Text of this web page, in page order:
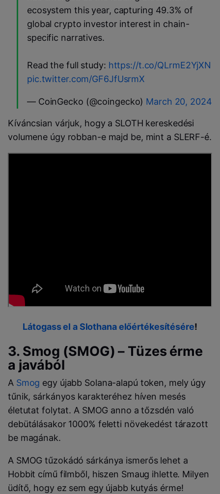
ecosystem this year, capturing 49.3% of
global crypto investor interest in chain-
specific narratives.
Read the full study: https://t.co/QLrmE2YjXN
pic.twitter.com/GF6JfUsrmX
— CoinGecko (@coingecko) March 20, 2024
Kíváncsian várjuk, hogy a SLOTH kereskedési
volumene úgy robban-e majd be, mint a SLERF-é.
Látogass el a Slothana előértékesítésére!
3. Smog (SMOG) – Tüzes érme
a javából
A Smog egy újabb Solana-alapú token, mely úgy
tűnik, sárkányos karakteréhez híven mesés
életutat folytat. A SMOG anno a tőzsdén való
debütálásakor 1000% feletti növekedést tárazott
be magának.
A SMOG tűzokádó sárkánya ismerős lehet a
Hobbit című filmből, hiszen Smaug ihlette. Milyen
üdítő, hogy ez sem egy újabb kutyás érme!